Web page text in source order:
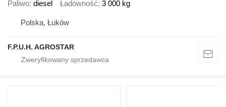
Paliwo diesel Ładowność 3 000 kg
Polska, Łuków
F.P.U.H. AGROSTAR